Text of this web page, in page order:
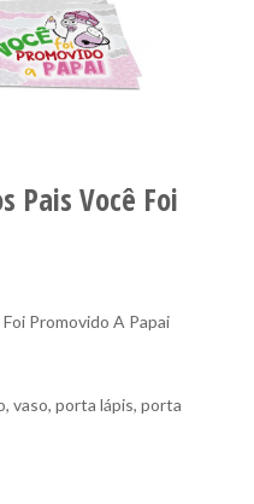
Pais Você Foi
Promovido A Papai
vaso, porta lápis, porta